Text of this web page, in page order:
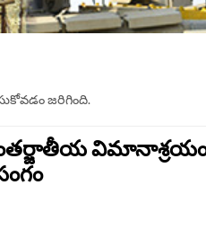
జరిగింది.
విమానాశ్రయం